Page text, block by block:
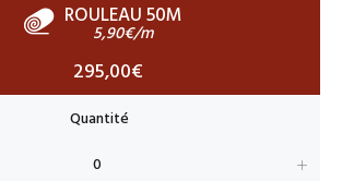
ROULEAU 50M
5,90€/m
295,00€